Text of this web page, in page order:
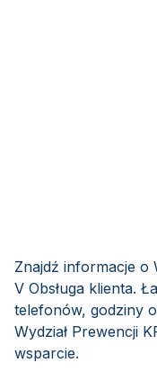
Znajdź informacje o
V Obsługa klienta.
telefonów, godziny
Wydział Prewencji
wsparcie.